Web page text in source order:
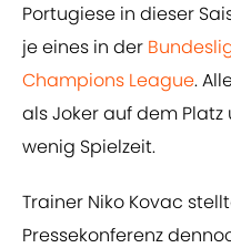
Portugiese in dieser
je eines in der
Champions League.
als Joker auf dem
wenig Spielzeit.
Trainer Niko Kovac
Pressekonferenz